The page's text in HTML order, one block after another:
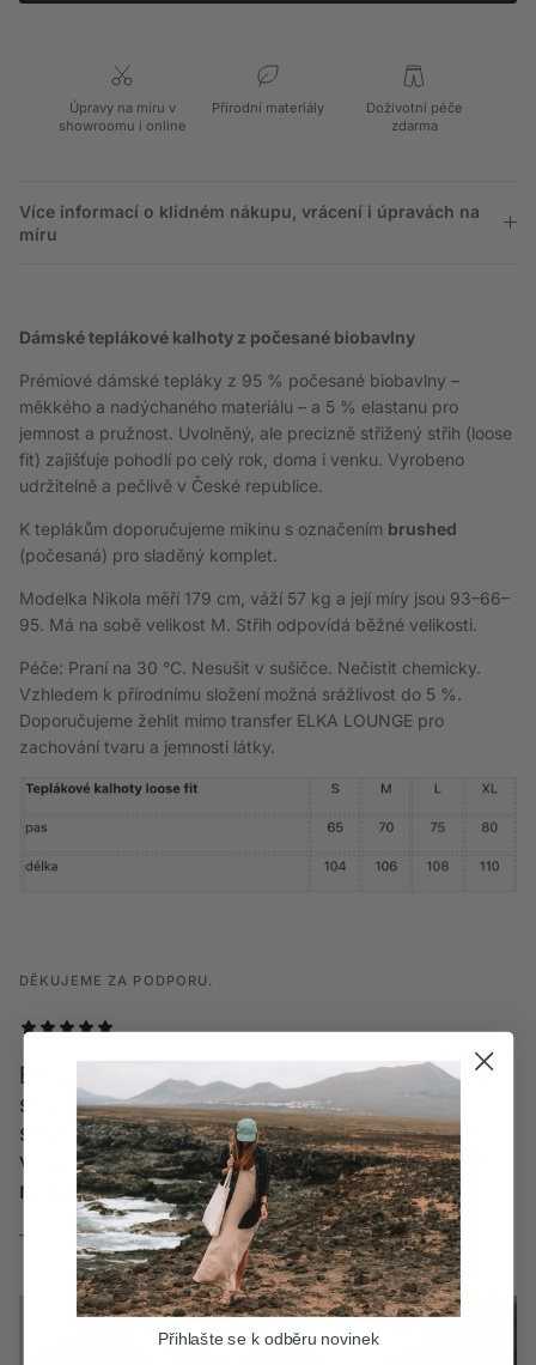
Úpravy na míru v
showroomu i online
Přírodní materiály
Doživotní péče
zdarma
Více informací o klidném nákupu, vrácení i úpravách na
míru
Dámské teplákové kalhoty z počesané biobavlny
Prémiové dámské tepláky z 95 % počesané biobavlny –
měkkého a nadýchaného materiálu – a 5 % elastanu pro
jemnost a pružnost. Uvolněný, ale precizně střižený střih (loose
fit) zajišťuje pohodlí po celý rok, doma i venku. Vyrobeno
udržitelně a pečlivě v České republice.
K teplákům doporučujeme mikinu s označením brushed
(počesaná) pro sladěný komplet.
Modelka Nikola měří 179 cm, váží 57 kg a její míry jsou 93–66–
95. Má na sobě velikost M. Střih odpovídá běžné velikosti.
Péče: Praní na 30 °C. Nesušit v sušičce. Nečistit chemicky.
Vzhledem k přírodnímu složení možná srážlivost do 5 %.
Doporučujeme žehlit mimo transfer ELKA LOUNGE pro
zachování tvaru a jemnosti látky.
DĚKUJEME ZA PODPORU.
Elka znám z eshopu, kde byl přistup vždy
skvělý. To stejné platí na prodejně - milá
slečna, krásné prostory. Chtěla jsem fyzicky
vidět produkty, abych si vyzkoušela různé
materiály, jak mi sedí. Doporučuji.
— Tereza
Přihlašte se k odběru novinek